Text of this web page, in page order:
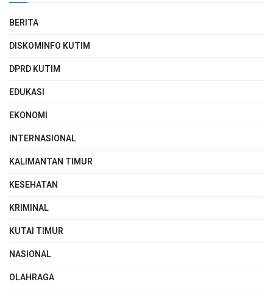
BERITA
DISKOMINFO KUTIM
DPRD KUTIM
EDUKASI
EKONOMI
INTERNASIONAL
KALIMANTAN TIMUR
KESEHATAN
KRIMINAL
KUTAI TIMUR
NASIONAL
OLAHRAGA